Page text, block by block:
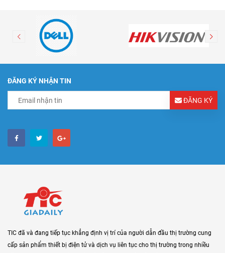
ĐĂNG KÝ NHẬN TIN
ĐĂNG KÝ
TIC đã và đang tiếp tục khẳng định vị trí của người dẫn đầu thị trường cung
cấp sản phẩm thiết bị điện tử và dịch vụ liên tục cho thị trường trong nhiều